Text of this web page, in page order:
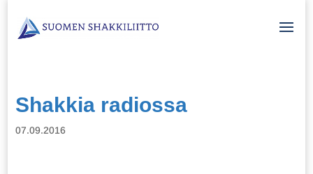
Shakkia radiossa
07.09.2016